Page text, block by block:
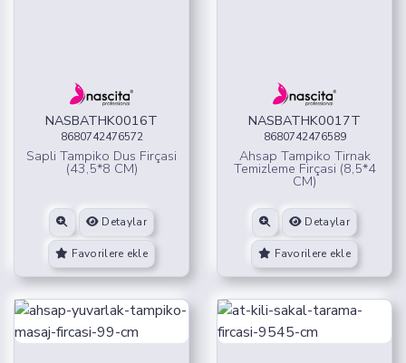
NASBATHK0016T
8680742476572
Sapli Tampiko Dus Firçasi
(43,5*8 CM)
Detaylar
Favorilere ekle
NASBATHK0017T
8680742476589
Ahsap Tampiko Tirnak
Temizleme Firçasi (8,5*4
CM)
Detaylar
Favorilere ekle